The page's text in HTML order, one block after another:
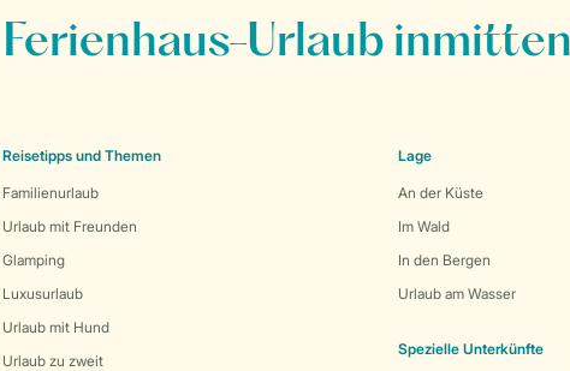
Ferienhaus-Urlaub
Reisetipps und Themen
Familienurlaub
Urlaub mit Freunden
Glamping
Luxusurlaub
Urlaub mit Hund
Urlaub zu zweit
Lage
An der Küste
Im Wald
In den Bergen
Urlaub am Wasser
Spezielle Unterkünfte